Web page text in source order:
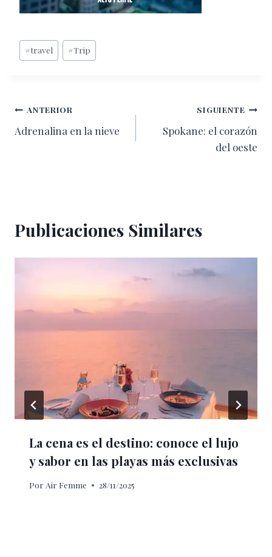
Etiquetas
de
#travel #Trip
Navegación
de
ANTERIOR
Adrenalina en la nieve
SIGUIENTE
Spokane: el corazón
del oeste
Publicaciones Similares
La cena es el destino: conoce el lujo
y sabor en las playas más exclusivas
Por Air Femme 28/11/2025